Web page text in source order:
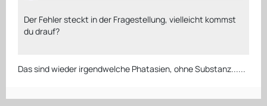
Der Fehler steckt in der Fragestellung, vielleicht kommst
du drauf?
Das sind wieder irgendwelche Phatasien, ohne Substanz......